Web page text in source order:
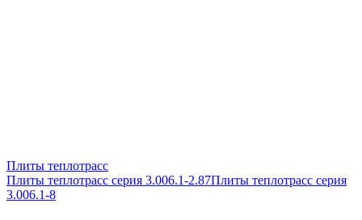
Плиты теплотрасс
Плиты теплотрасс серия 3.006.1-2.87Плиты теплотрасс серия
3.006.1-8